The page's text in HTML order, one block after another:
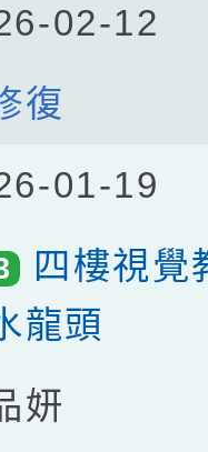
02-12
復
01-19
四樓視覺
龍頭
妍